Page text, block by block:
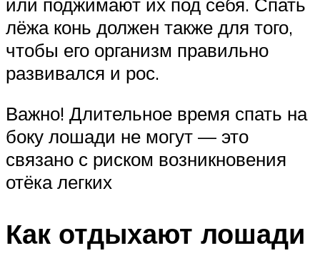
лёжа конь должен также для того,
чтобы его организм правильно
развивался и рос.
Важно! Длительное время спать на
боку лошади не могут — это
связано с риском возникновения
отёка легких
Как отдыхают лошади